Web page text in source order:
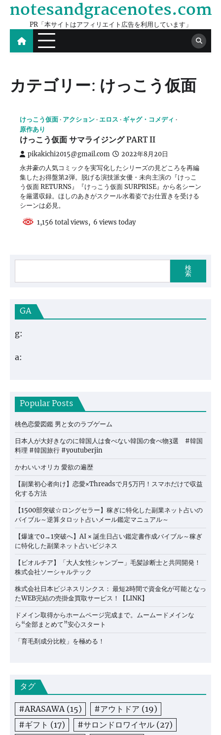
Skip
content
notesandgracenotes.com
PR「本サイトはアフィリエイト広告を利用しています」
カテゴリー: けっこう仮面
けっこう仮面 アクション エロス
ギャグ・コメディ
原作あり
けっこう仮面 サマライジング PART II
pikakichi2015@gmail.com 2022年8月20日
永井豪の人気コミックを実写化したシリーズの見どころを再編
集したお得盤第2弾。脱げる演技派女優・未向主演の『けっこ
う仮面 RETURNS』『けっこう仮面 SURPRISE』から名シーン
を厳選収録。ほしのあきがスクール水着姿でお仕置きを受ける
シーンは必見。
1,156 total views, 6 views today
検
索
GA
g:
a:
Popular Posts
桃色恋愛図鑑 男と女のラブゲーム
日本人が大好きなのに韓国人は食べない韓国の食べ物3選 #韓国
料理 #韓国旅行 #youtuberjin
かわいいオリカ 愛欲の遍歴
【副業初心者向け】恋愛×Threadsで月5万円！スマホだけで収益
化する方法
【1500部突破☆ロングセラー】稼ぎに特化した副業ネット占いの
バイブル～逆算タロット占いメール鑑定マニュアル～
【爆速で0→1突破へ】AI × 誕生日占い鑑定書作成バイブル～稼ぎ
に特化した副業ネット占いビジネス
【ビオルチア】「大人女性シャンプー」毛髪診断士と共同開発！
株式会社ソーシャルテック
株式会社日本ビジネスリンクス： 最短2時間で資金化が可能となっ
たWEB完結の売掛金買取サービス！【LINK】
ドメイン取得からホームページ完成まで。ムームードメインな
ら“全部まとめて”安心スタート
「育毛剤成分比較」を極める！
タグ
#ARASAWA(15) #アウトドア (19)
#ギフト (17) #サロンドロワイヤル (27)